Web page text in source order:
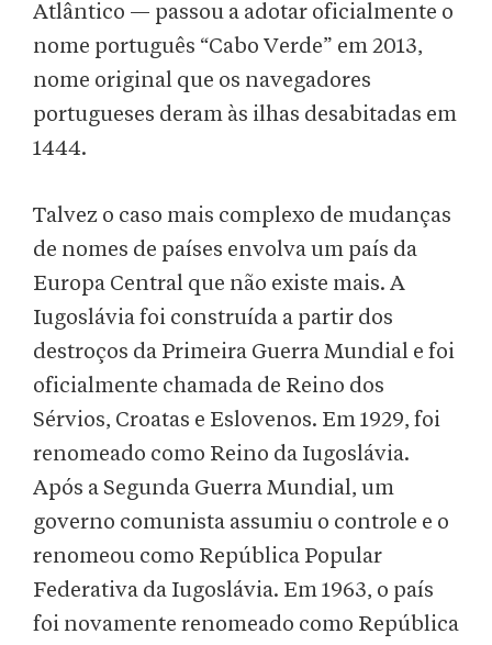
Atlântico — passou a adotar oficialmente o
nome português “Cabo Verde” em 2013,
nome original que os navegadores
portugueses deram às ilhas desabitadas em
1444.
Talvez o caso mais complexo de mudanças
de nomes de países envolva um país da
Europa Central que não existe mais. A
Iugoslávia foi construída a partir dos
destroços da Primeira Guerra Mundial e foi
oficialmente chamada de Reino dos
Sérvios, Croatas e Eslovenos. Em 1929, foi
renomeado como Reino da Iugoslávia.
Após a Segunda Guerra Mundial, um
governo comunista assumiu o controle e o
renomeou como República Popular
Federativa da Iugoslávia. Em 1963, o país
foi novamente renomeado como República